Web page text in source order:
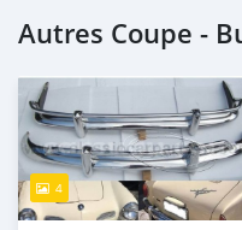
Autres Coupe -
4